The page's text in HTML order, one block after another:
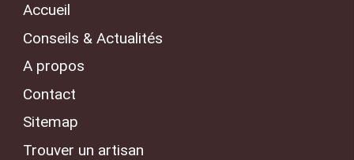
Accueil
Conseils & Actualités
A propos
Contact
Sitemap
Trouver un artisan